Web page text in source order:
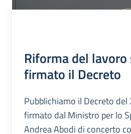
Riforma del
firmato il Decreto
Pubblichiamo il Decreto
firmato dal Ministro per lo
Andrea Abodi di concerto